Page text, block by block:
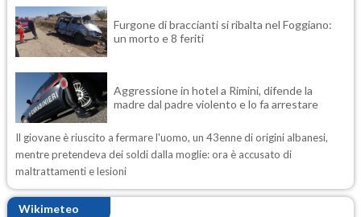
Furgone di braccianti si ribalta nel Foggiano:
un morto e 8 feriti
Aggressione in hotel a Rimini, difende la
madre dal padre violento e lo fa arrestare
Il giovane è riuscito a fermare l'uomo, un 43enne di origini albanesi,
mentre pretendeva dei soldi dalla moglie: ora è accusato di
maltrattamenti e lesioni
Wikimeteo